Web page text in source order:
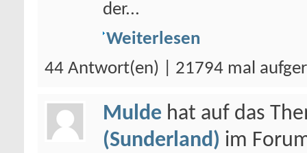
der...
Weiterlesen
44 Antwort(en) | 21794 mal
Mulde hat auf das
(Sunderland) im